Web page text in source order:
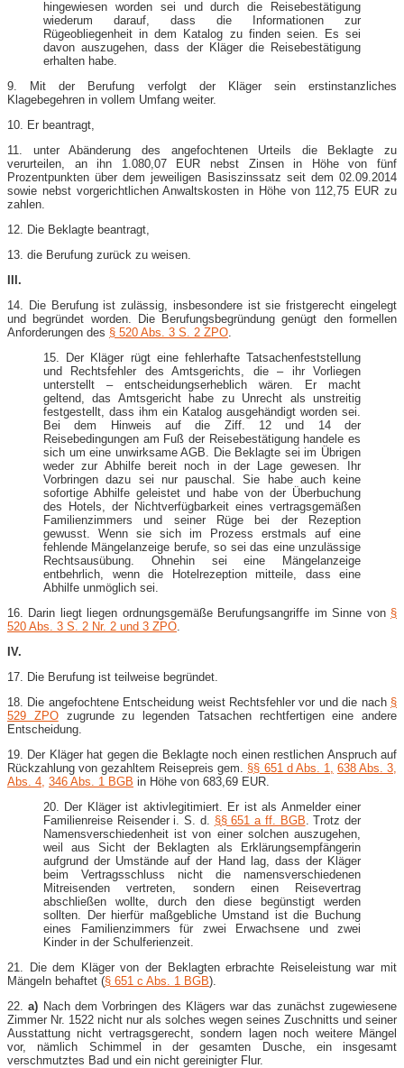
hingewiesen worden sei und durch die Reisebestätigung
wiederum darauf, dass die Informationen zur
Rügeobliegenheit in dem Katalog zu finden seien. Es sei
davon auszugehen, dass der Kläger die Reisebestätigung
erhalten habe.
9. Mit der Berufung verfolgt der Kläger sein erstinstanzliches
Klagebegehren in vollem Umfang weiter.
10. Er beantragt,
11. unter Abänderung des angefochtenen Urteils die Beklagte zu
verurteilen, an ihn 1.080,07 EUR nebst Zinsen in Höhe von fünf
Prozentpunkten über dem jeweiligen Basiszinssatz seit dem 02.09.2014
sowie nebst vorgerichtlichen Anwaltskosten in Höhe von 112,75 EUR zu
zahlen.
12. Die Beklagte beantragt,
13. die Berufung zurück zu weisen.
III.
14. Die Berufung ist zulässig, insbesondere ist sie fristgerecht eingelegt
und begründet worden. Die Berufungsbegründung genügt den formellen
Anforderungen des § 520 Abs. 3 S. 2 ZPO
15. Der Kläger rügt eine fehlerhafte Tatsachenfeststellung
und Rechtsfehler des Amtsgerichts, die – ihr Vorliegen
unterstellt – entscheidungserheblich wären. Er macht
geltend, das Amtsgericht habe zu Unrecht als unstreitig
festgestellt, dass ihm ein Katalog ausgehändigt worden sei.
Bei dem Hinweis auf die Ziff. 12 und 14 der
Reisebedingungen am Fuß der Reisebestätigung handele es
sich um eine unwirksame AGB. Die Beklagte sei im Übrigen
weder zur Abhilfe bereit noch in der Lage gewesen. Ihr
Vorbringen dazu sei nur pauschal. Sie habe auch keine
sofortige Abhilfe geleistet und habe von der Überbuchung
des Hotels, der Nichtverfügbarkeit eines vertragsgemäßen
Familienzimmers und seiner Rüge bei der Rezeption
gewusst. Wenn sie sich im Prozess erstmals auf eine
fehlende Mängelanzeige berufe, so sei das eine unzulässige
Rechtsausübung. Ohnehin sei eine Mängelanzeige
entbehrlich, wenn die Hotelrezeption mitteile, dass eine
Abhilfe unmöglich sei.
16. Darin liegt liegen ordnungsgemäße Berufungsangriffe im Sinne von §
520 Abs. 3 S. 2 Nr. 2 und 3 ZPO
IV.
17. Die Berufung ist teilweise begründet.
18. Die angefochtene Entscheidung weist Rechtsfehler vor und die nach §
529 ZPOzugrunde zu legenden Tatsachen rechtfertigen eine andere
Entscheidung.
19. Der Kläger hat gegen die Beklagte noch einen restlichen Anspruch auf
Rückzahlung von gezahltem Reisepreis gem. §§ 651 d Abs. 1,
638 Abs. 3,
Abs. 4, 346 Abs. 1 BGB in Höhe von 683,69 EUR.
20. Der Kläger ist aktivlegitimiert. Er ist als Anmelder einer
Familienreise Reisender i. S. d. §§ 651 a ff. BGB . Trotz der
Namensverschiedenheit ist von einer solchen auszugehen,
weil aus Sicht der Beklagten als Erklärungsempfängerin
aufgrund der Umstände auf der Hand lag, dass der Kläger
beim Vertragsschluss nicht die namensverschiedenen
Mitreisenden vertreten, sondern einen Reisevertrag
abschließen wollte, durch den diese begünstigt werden
sollten. Der hierfür maßgebliche Umstand ist die Buchung
eines Familienzimmers für zwei Erwachsene und zwei
Kinder in der Schulferienzeit.
21. Die dem Kläger von der Beklagten erbrachte Reiseleistung war mit
Mängeln behaftet (§ 651 c Abs. 1 BGB).
22.a) Nach dem Vorbringen des Klägers war das zunächst zugewiesene
Zimmer Nr. 1522 nicht nur als solches wegen seines Zuschnitts und seiner
Ausstattung nicht vertragsgerecht, sondern lagen noch weitere Mängel
vor, nämlich Schimmel in der gesamten Dusche, ein insgesamt
verschmutztes Bad und ein nicht gereinigter Flur.